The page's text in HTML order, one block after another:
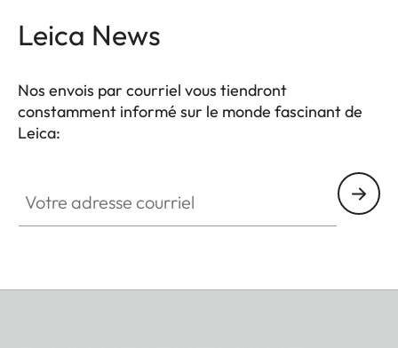
Leica News
Nos envois par courriel vous tiendront
constamment informé sur le monde fascinant de
Leica: